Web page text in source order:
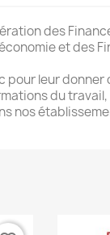
des
et des
leur donner
du travail,
nos